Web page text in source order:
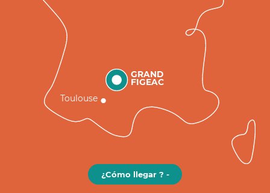
GRAND
FIGEAC
Toulouse
¿Cómo llegar ? -